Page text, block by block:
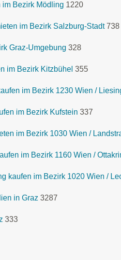
Bezirk Mödling 1220
im Bezirk Salzburg-Stadt 738
Graz-Umgebung 328
im Bezirk Kitzbühel 355
im Bezirk 1230 Wien /
im Bezirk Kufstein 337
im Bezirk 1030 Wien /
im Bezirk 1160 Wien /
kaufen im Bezirk 1020 Wien /
in Graz 3287
333